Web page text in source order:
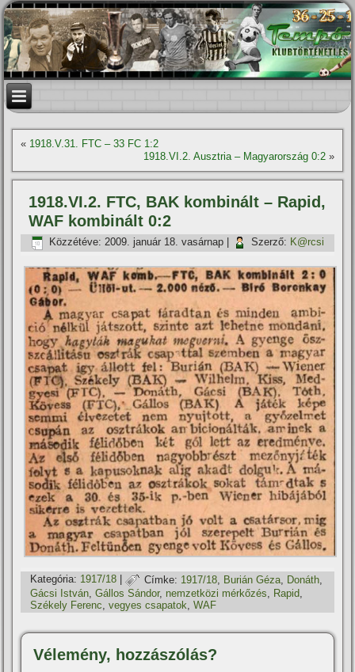
« 1918.V.31. FTC – 33 FC 1:2
1918.VI.2. Ausztria – Magyarország 0:2»
1918.VI.2. FTC, BAK kombinált – Rapid,
WAF kombinált 0:2
Közzétéve: 2009. január 18. vasárnap Szerző: K@rcsi
Kategória: 1917/18 | Címke: 1917/18 Burián Géza Donáth
Gácsi István,Gállos Sándor, nemzetközi mérkőzés, Rapid,
Székely Ferenc,vegyes csapatok,WAF
Vélemény, hozzászólás?